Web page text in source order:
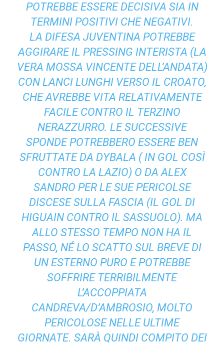
POTREBBE ESSERE DECISIVA SIA IN
TERMINI POSITIVI CHE NEGATIVI.
LA DIFESA JUVENTINA POTREBBE
AGGIRARE IL PRESSING INTERISTA (LA
VERA MOSSA VINCENTE DELL’ANDATA)
CON LANCI LUNGHI VERSO IL CROATO,
CHE AVREBBE VITA RELATIVAMENTE
FACILE CONTRO IL TERZINO
NERAZZURRO. LE SUCCESSIVE
SPONDE POTREBBERO ESSERE BEN
SFRUTTATE DA DYBALA ( IN GOL COSÌ
CONTRO LA LAZIO) O DA ALEX
SANDRO PER LE SUE PERICOLSE
DISCESE SULLA FASCIA (IL GOL DI
HIGUAIN CONTRO IL SASSUOLO). MA
ALLO STESSO TEMPO NON HA IL
PASSO, NÉ LO SCATTO SUL BREVE DI
UN ESTERNO PURO E POTREBBE
SOFFRIRE TERRIBILMENTE
L’ACCOPPIATA
CANDREVA/D’AMBROSIO, MOLTO
PERICOLOSE NELLE ULTIME
GIORNATE. SARÀ QUINDI COMPITO DEI